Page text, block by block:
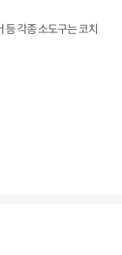
등 각종 소도구는 코치